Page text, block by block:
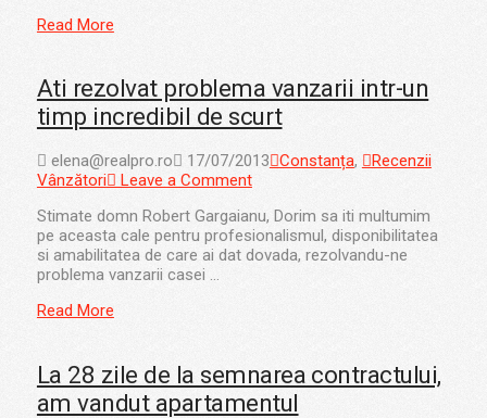
Read More
Ati rezolvat problema vanzarii intr-un
timp incredibil de scurt
elena@realpro.ro 17/07/2013 Constanța,
Recenzii
Vânzători
Leave a Comment
Stimate domn Robert Gargaianu, Dorim sa iti multumim
pe aceasta cale pentru profesionalismul, disponibilitatea
si amabilitatea de care ai dat dovada, rezolvandu-ne
problema vanzarii casei …
Read More
La 28 zile de la semnarea contractului,
am vandut apartamentul